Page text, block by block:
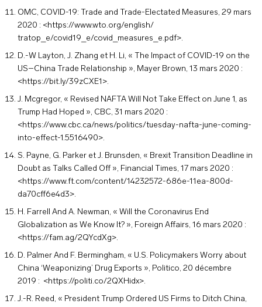
OMC, COVID-19: Trade and Trade-Electated Measures, 29 mars
2020 : <https://www.wto.org/english/
tratop_e/covid19_e/covid_measures_e.pdf>.
D.-W Layton, J. Zhang et H. Li, « The Impact of COVID-19 on the
US–China Trade Relationship », Mayer Brown, 13 mars 2020 :
<https://bit.ly/39zCXE1>.
J. Mcgregor, « Revised NAFTA Will Not Take Effect on June 1, as
Trump Had Hoped », CBC, 31 mars 2020 :
<https://www.cbc.ca/news/politics/tuesday-nafta-june-coming-
into-effect-1.5516490>.
S. Payne, G. Parker et J. Brunsden, « Brexit Transition Deadline in
Doubt as Talks Called Off », Financial Times, 17 mars 2020 :
<https://www.ft.com/content/14232572-686e-11ea-800d-
da70cff6e4d3>.
H. Farrell And A. Newman, « Will the Coronavirus End
Globalization as We Know It? », Foreign Affairs, 16 mars 2020 :
<https://fam.ag/2QYcdXg>.
D. Palmer And F. Bermingham, « U.S. Policymakers Worry about
China ‘Weaponizing’ Drug Exports », Politico, 20 décembre
2019 : <https://politi.co/2QXHidx>.
J.-R. Reed, « President Trump Ordered US Firms to Ditch China,